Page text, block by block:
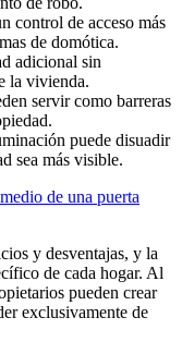
control de acceso más
de domótica.
adicional sin
la vivienda.
servir como barreras
puede disuadir
sea más visible.
de una puerta
y desventajas, y la
de cada hogar. Al
pueden crear
exclusivamente de